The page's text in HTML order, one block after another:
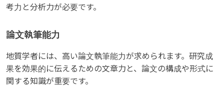
考力と分析力が必要です。
論文執筆能力
地質学者には、高い論文執筆能力が求められます。研究成
果を効果的に伝えるための文章力と、論文の構成や形式に
関する知識が重要です。